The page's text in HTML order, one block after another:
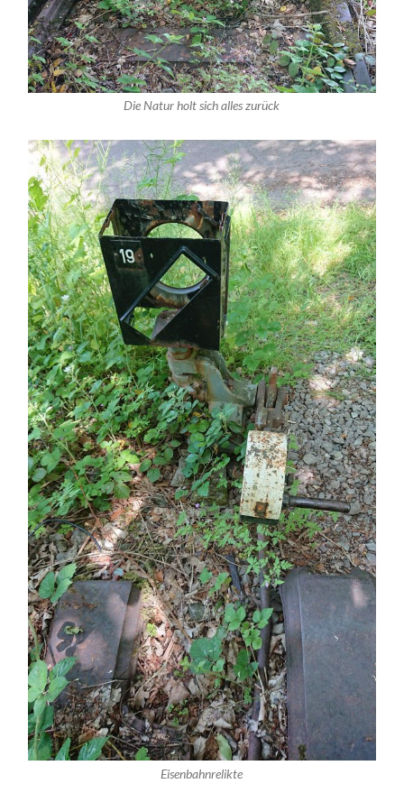
Die Natur holt sich alles zurück
Eisenbahnrelikte